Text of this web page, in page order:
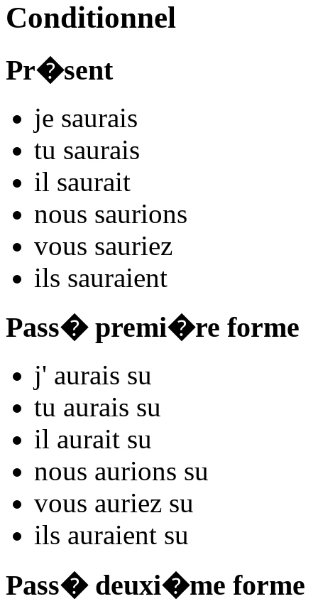
Conditionnel
Pr�sent
je saurais
tu saurais
il saurait
nous saurions
vous sauriez
ils sauraient
Pass� premi�re forme
j' aurais su
tu aurais su
il aurait su
nous aurions su
vous auriez su
ils auraient su
Pass� deuxi�me forme